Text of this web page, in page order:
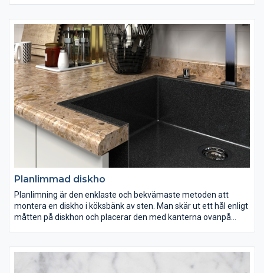
Vid planmontering kan man ej göra avrinningsräfflor och vi
rekommenderar att låta arbetet skötas av en erfaren
byggmästare, då det kräver vissa specialkunskaper.
Planlimmad diskho
Planlimning är den enklaste och bekvämaste metoden att
montera en diskho i köksbänk av sten. Man skär ut ett hål enligt
måtten på diskhon och placerar den med kanterna ovanpå
Här kan man inte fräsa in räfflor för avrinning dock kan
monteringen göras enkelt av kunden själv.